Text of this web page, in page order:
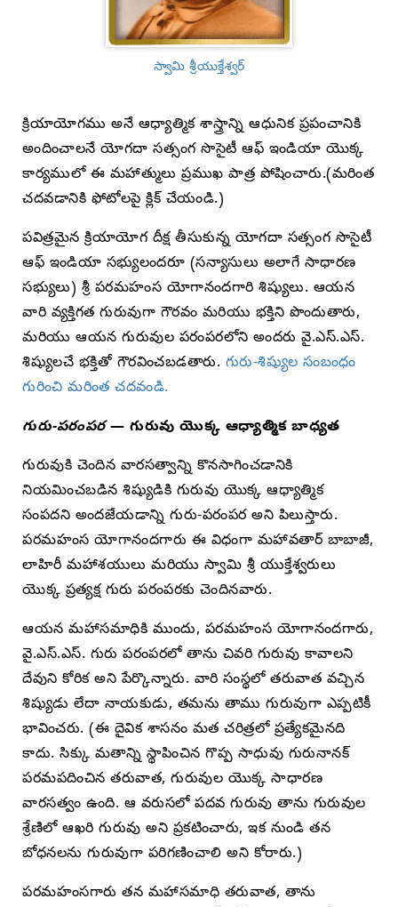
స్వామి శ్రీయుక్తేశ్వర్
క్రియాయోగము అనే ఆధ్యాత్మిక శాస్త్రాన్ని ఆధునిక ప్రపంచానికి
అందించాలనే యోగదా సత్సంగ సొసైటీ ఆఫ్ ఇండియా యొక్క
కార్యములో ఈ మహాత్ములు ప్రముఖ పాత్ర పోషించారు.(మరింత
చదవడానికి ఫోటోలపై క్లిక్ చేయండి.)
పవిత్రమైన క్రియాయోగ దీక్ష తీసుకున్న యోగదా సత్సంగ సొసైటీ
ఆఫ్ ఇండియా సభ్యులందరూ (సన్యాసులు అలాగే సాధారణ
సభ్యులు) శ్రీ పరమహంస యోగానందగారి శిష్యులు. ఆయన
వారి వ్యక్తిగత గురువుగా గౌరవం మరియు భక్తిని పొందుతారు,
మరియు ఆయన గురువుల పరంపరలోని అందరు వై.ఎస్.ఎస్.
శిష్యులచే భక్తితో గౌరవించబడతారు. గురు-శిష్యుల సంబంధం
గురించి మరింత చదవండి.
గురు-పరంపర— గురువు యొక్క ఆధ్యాత్మిక బాధ్యత
గురువుకి చెందిన వారసత్వాన్ని కొనసాగించడానికి
నియమించబడిన శిష్యుడికి గురువు యొక్క ఆధ్యాత్మిక
సంపదని అందజేయడాన్ని గురు-పరంపర అని పిలుస్తారు.
పరమహంస యోగానందగారు ఈ విధంగా మహావతార్ బాబాజీ,
లాహిరీ మహాశయులు మరియు స్వామి శ్రీ యుక్తేశ్వరులు
యొక్క ప్రత్యక్ష గురు పరంపరకు చెందినవారు.
ఆయన మహాసమాధికి ముందు, పరమహంస యోగానందగారు,
వై.ఎస్.ఎస్. గురు పరంపరలో తాను చివరి గురువు కావాలని
దేవుని కోరిక అని పేర్కొన్నారు. వారి సంస్థలో తరువాత వచ్చిన
శిష్యుడు లేదా నాయకుడు, తమను తాము గురువుగా ఎప్పటికీ
భావించరు. (ఈ దైవిక శాసనం మత చరిత్రలో ప్రత్యేకమైనది
కాదు. సిక్కు మతాన్ని స్థాపించిన గొప్ప సాధువు గురునానక్
పరమపదించిన తరువాత, గురువుల యొక్క సాధారణ
వారసత్వం ఉంది. ఆ వరుసలో పదవ గురువు తాను గురువుల
శ్రేణిలో ఆఖరి గురువు అని ప్రకటించారు, ఇక నుండి తన
బోధనలను గురువుగా పరిగణించాలి అని కోరారు.)
పరమహంసగారు తన మహాసమాధి తరువాత, తాను